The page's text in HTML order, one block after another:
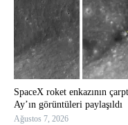
SpaceX roket enkazının
Ay’ın görüntüleri paylaşıldı
Ağustos 7, 2026